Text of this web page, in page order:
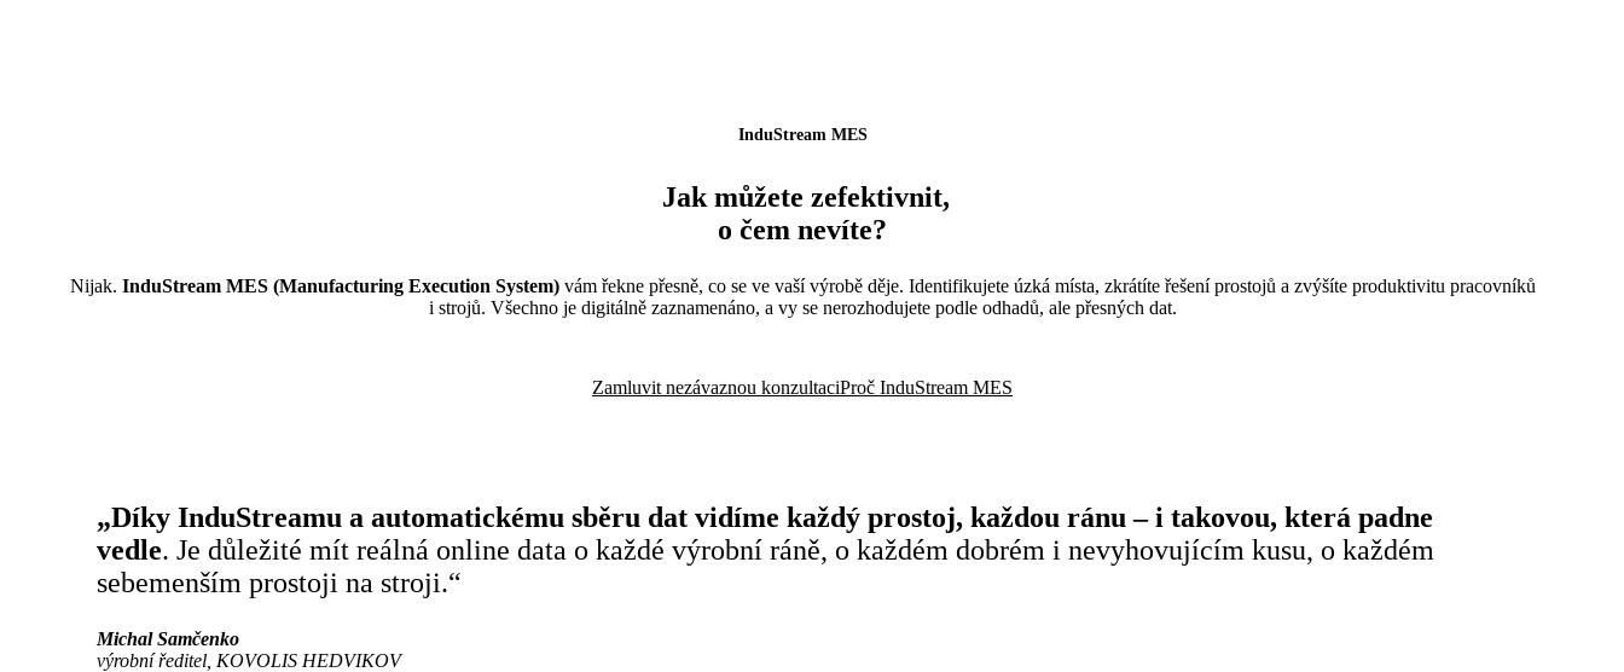
InduStream MES
Jak můžete zefektivnit,
o čem nevíte?
Nijak. InduStream MES (Manufacturing Execution System)vám řekne přesně, co se ve vaší výrobě děje. Identifikujete úzká místa, zkrátíte řešení prostojů a zvýšíte produktivitu pracovníků
i strojů. Všechno je digitálně zaznamenáno, a vy se nerozhodujete podle odhadů, ale přesných dat.
Zamluvit nezávaznou konzultaciProč InduStream MES
„Díky InduStreamu a automatickému sběru dat vidíme každý prostoj, každou ránu – i takovou, která padne
vedle. Je důležité mít reálná online data o každé výrobní ráně, o každém dobrém i nevyhovujícím kusu, o každém
sebemenším prostoji na stroji.“
Michal Samčenko
výrobní ředitel, KOVOLIS HEDVIKOV